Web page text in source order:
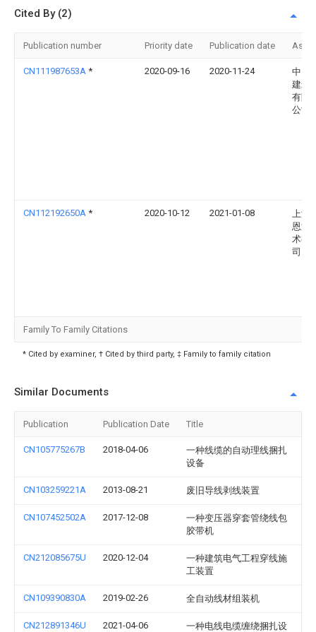
Cited By (2)
Publication number Priority date Publication date
CN111987653A * 2020-09-16 2020-11-24
中国
建筑
有限
公司
CN112192650A * 2020-10-12 2021-01-08
上海
恩激
术有
司
Family To Family Citations
* Cited by examiner, † Cited by third party, ‡ Family to family citation
Similar Documents
Publication Publication Date Title
CN105775267B 2018-04-06
一种线缆的自动理线捆扎
设备
CN103259221A 2013-08-21 废旧导线剥线装置
CN107452502A 2017-12-08
一种变压器穿套管绕线包
胶带机
CN212085675U 2020-12-04
一种建筑电气工程穿线施
工装置
CN109390830A 2019-02-26 全自动线材组装机
CN212891346U 2021-04-06
一种电线电缆缠绕捆扎设